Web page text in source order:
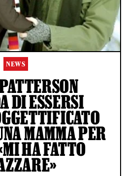
NEWS
DI ESSERSI
MAMMA PER
HA FATTO